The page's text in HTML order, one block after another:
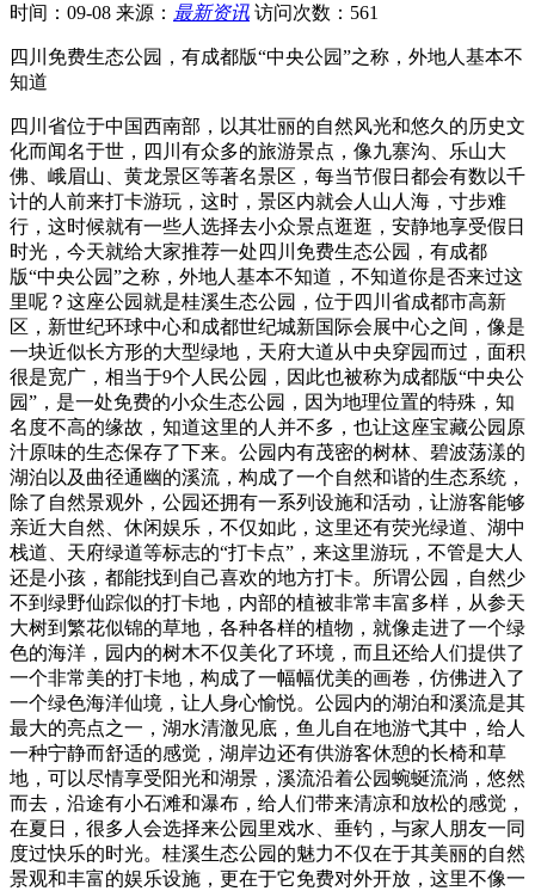
时间：09-08 来源： 最新资讯 访问次数：561
四川免费生态公园，有成都版“中央公园”之称，外地人基本不
知道
四川省位于中国西南部，以其壮丽的自然风光和悠久的历史文
化而闻名于世，四川有众多的旅游景点，像九寨沟、乐山大
佛、峨眉山、黄龙景区等著名景区，每当节假日都会有数以千
计的人前来打卡游玩，这时，景区内就会人山人海，寸步难
行，这时候就有一些人选择去小众景点逛逛，安静地享受假日
时光，今天就给大家推荐一处四川免费生态公园，有成都
版“中央公园”之称，外地人基本不知道，不知道你是否来过这
里呢？这座公园就是桂溪生态公园，位于四川省成都市高新
区，新世纪环球中心和成都世纪城新国际会展中心之间，像是
一块近似长方形的大型绿地，天府大道从中央穿园而过，面积
很是宽广，相当于9个人民公园，因此也被称为成都版“中央公
园”，是一处免费的小众生态公园，因为地理位置的特殊，知
名度不高的缘故，知道这里的人并不多，也让这座宝藏公园原
汁原味的生态保存了下来。公园内有茂密的树林、碧波荡漾的
湖泊以及曲径通幽的溪流，构成了一个自然和谐的生态系统，
除了自然景观外，公园还拥有一系列设施和活动，让游客能够
亲近大自然、休闲娱乐，不仅如此，这里还有荧光绿道、湖中
栈道、天府绿道等标志的“打卡点”，来这里游玩，不管是大人
还是小孩，都能找到自己喜欢的地方打卡。所谓公园，自然少
不到绿野仙踪似的打卡地，内部的植被非常丰富多样，从参天
大树到繁花似锦的草地，各种各样的植物，就像走进了一个绿
色的海洋，园内的树木不仅美化了环境，而且还给人们提供了
一个非常美的打卡地，构成了一幅幅优美的画卷，仿佛进入了
一个绿色海洋仙境，让人身心愉悦。公园内的湖泊和溪流是其
最大的亮点之一，湖水清澈见底，鱼儿自在地游弋其中，给人
一种宁静而舒适的感觉，湖岸边还有供游客休憩的长椅和草
地，可以尽情享受阳光和湖景，溪流沿着公园蜿蜒流淌，悠然
而去，沿途有小石滩和瀑布，给人们带来清凉和放松的感觉，
在夏日，很多人会选择来公园里戏水、垂钓，与家人朋友一同
度过快乐的时光。桂溪生态公园的魅力不仅在于其美丽的自然
景观和丰富的娱乐设施，更在于它免费对外开放，这里不像一